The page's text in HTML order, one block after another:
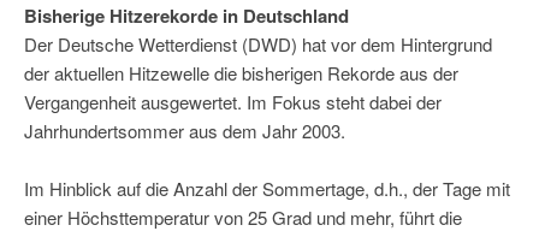
Bisherige Hitzerekorde in Deutschland
Der Deutsche Wetterdienst (DWD) hat vor dem Hintergrund
der aktuellen Hitzewelle die bisherigen Rekorde aus der
Vergangenheit ausgewertet. Im Fokus steht dabei der
Jahrhundertsommer aus dem Jahr 2003.
Im Hinblick auf die Anzahl der Sommertage, d.h., der Tage mit
einer Höchsttemperatur von 25 Grad und mehr, führt die